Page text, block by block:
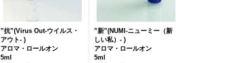
”抗”(Virus Out-ウイルス・
アウト- )
アロマ・ロールオン
5ml
”新”(NUMI-ニューミー（新
しい私）- )
アロマ・ロールオン
5ml